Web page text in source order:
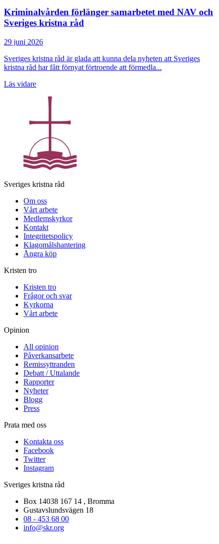
Kriminalvården förlänger samarbetet med NAV och
Sveriges kristna råd
29 juni 2026
Sveriges kristna råd är glada att kunna dela nyheten att Sveriges
kristna råd har fått förnyat förtroende att förmedla...
Läs vidare
Sveriges kristna råd
Om oss
Vårt arbete
Medlemskyrkor
Kontakt
Integritetspolicy
Klagomålshantering
Ångra köp
Kristen tro
Kristen tro
Frågor och svar
Kyrkorna
Vårt arbete
Opinion
All opinion
Påverkansarbete
Remissyttranden
Debatt / Uttalande
Rapporter
Nyheter
Blogg
Press
Prata med oss
Kontakta oss
Facebook
Twitter
Instagram
Sveriges kristna råd
Box 14038 167 14 , Bromma
Gustavslundsvägen 18
08 - 453 68 00
info@skr.org